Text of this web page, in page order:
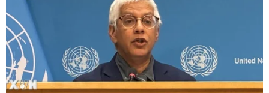
#Đội tuyển Bóng đá Nữ Việt Nam
#Vận động viên tiêu biểu
#Nguyễn Thị Hồng
#Lê Văn Công